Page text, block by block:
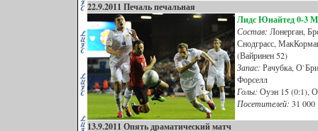
22.9.2011 Печаль печальная
Лидс Юнайтед 0-3
Состав: Лонерган,
Снодграсс,
(Вайринен 52)
Запас: Рачубка,
Форселл
Голы: Оуэн 15 (0:1),
Посетителей: 31 000
13.9.2011 Опять драматический матч